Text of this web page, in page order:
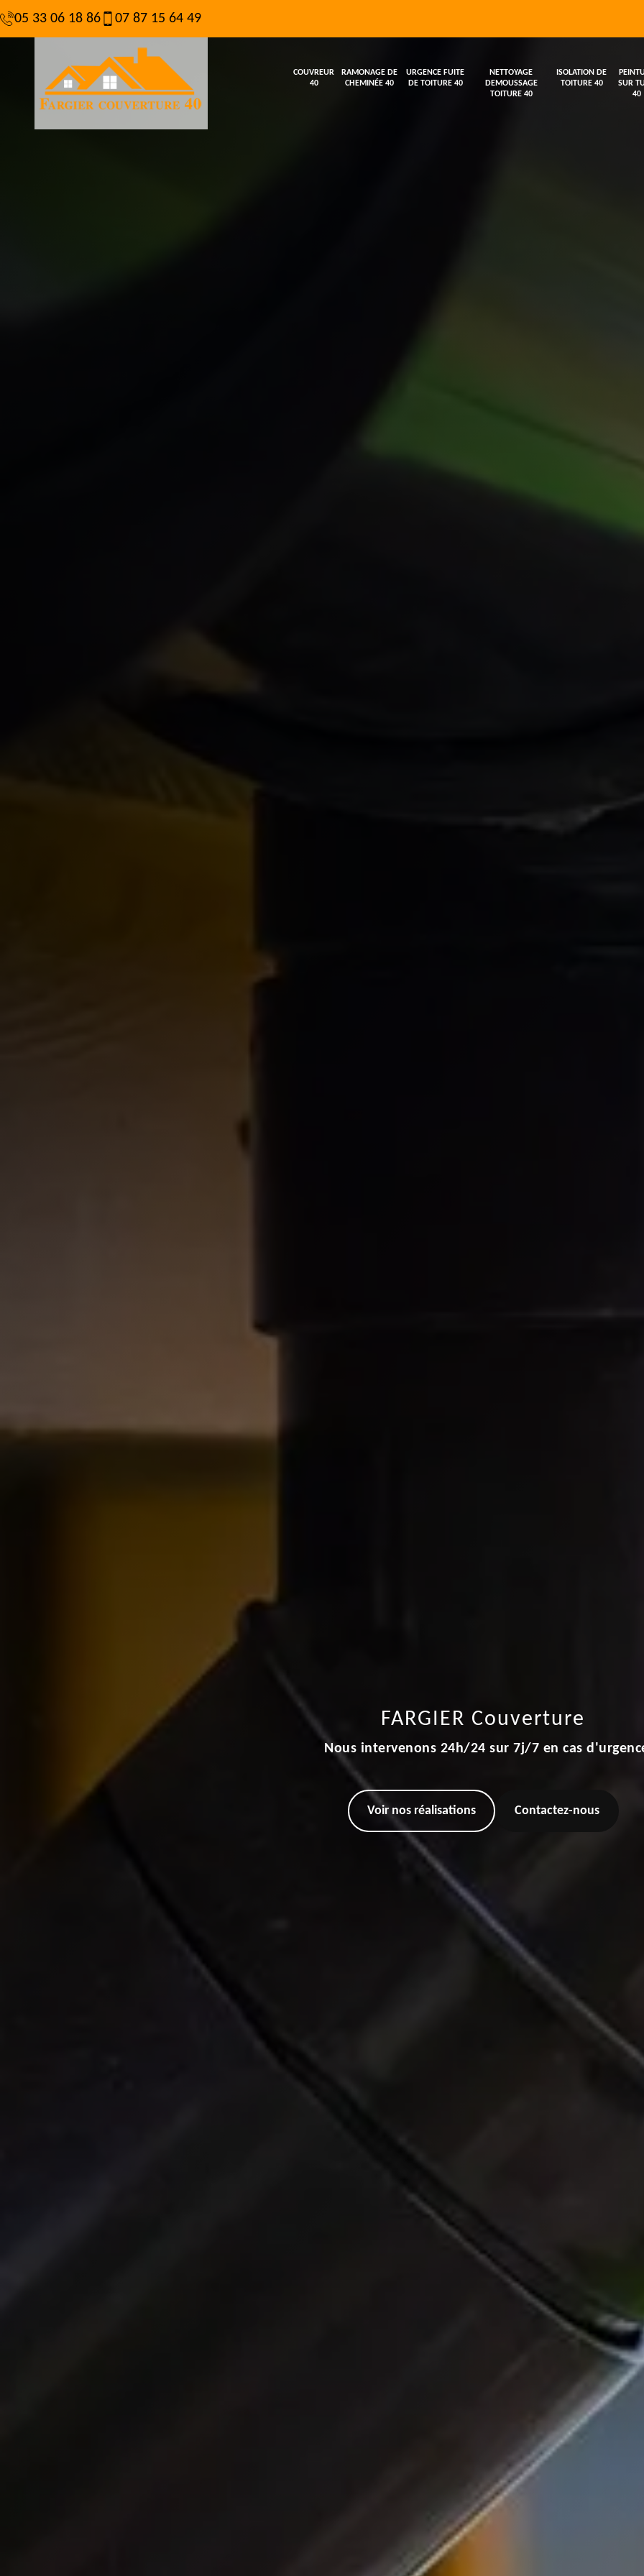
05 33 06 18 86 07 87 15 64 49
COUVREUR
40
RAMONAGE DE
CHEMINÉE 40
URGENCE FUITE
DE TOITURE 40
NETTOYAGE
DEMOUSSAGE
TOITURE 40
ISOLATION DE
TOITURE 40
SUR
40
FARGIER Couverture
Nous intervenons 24h/24 sur 7j/7 en cas
Voir nos réalisations Contactez-nous